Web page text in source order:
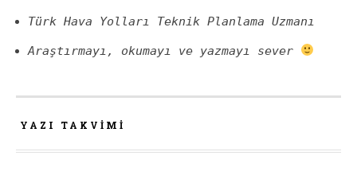
Türk Hava Yolları Teknik Planlama Uzmanı
Araştırmayı, okumayı ve yazmayı sever
YAZI TAKVIMI